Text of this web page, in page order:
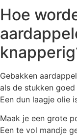
Hoe
Gebakken
als de stukken
Een dun laagje olie
Maak je een grote
Een te vol mandje